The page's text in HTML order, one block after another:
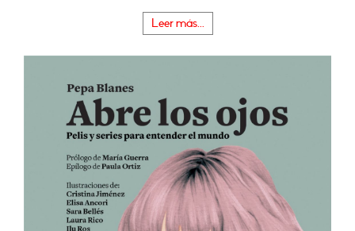
Leer más...